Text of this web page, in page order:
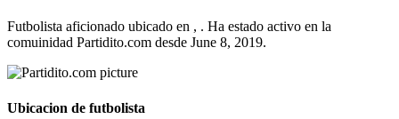
Futbolista aficionado ubicado en , . Ha estado activo en la
comuinidad Partidito.com desde June 8, 2019.
Ubicacion de futbolista